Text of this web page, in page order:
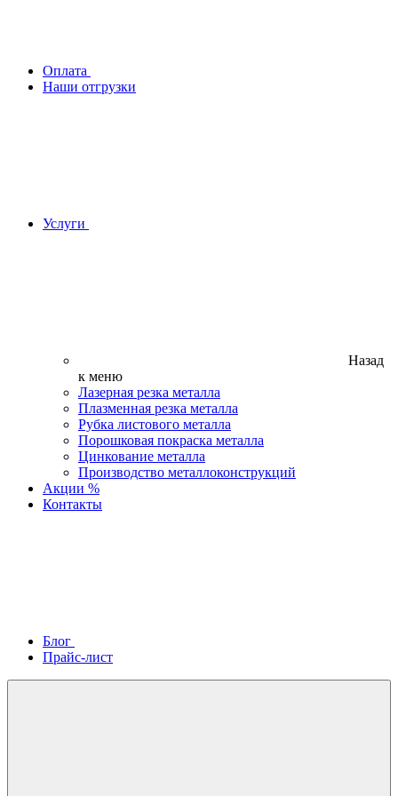
Оплата
Наши отгрузки
Услуги
Назад
к меню
Лазерная резка металла
Плазменная резка металла
Рубка листового металла
Порошковая покраска металла
Цинкование металла
Производство металлоконструкций
Акции %
Контакты
Блог
Прайс-лист